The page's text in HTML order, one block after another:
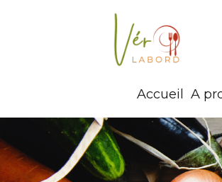
Accueil A